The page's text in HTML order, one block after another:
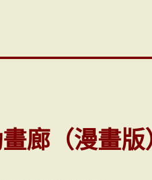
廊（漫畫版